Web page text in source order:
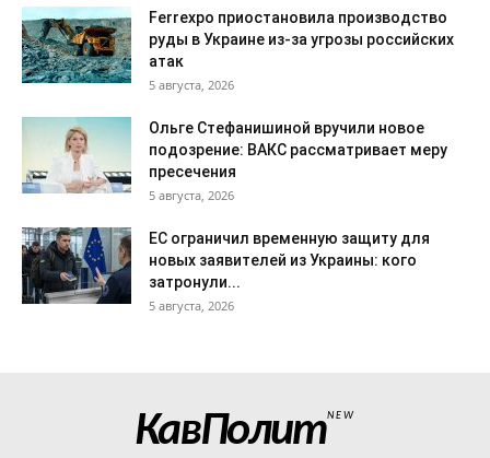
Ferrexpo приостановила производство
руды в Украине из-за угрозы российских
атак
5 августа, 2026
Ольге Стефанишиной вручили новое
подозрение: ВАКС рассматривает меру
пресечения
5 августа, 2026
ЕС ограничил временную защиту для
новых заявителей из Украины: кого
затронули...
5 августа, 2026
КавПолитNEW